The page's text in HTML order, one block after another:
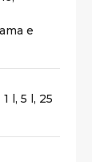
e
l, 5 l, 25